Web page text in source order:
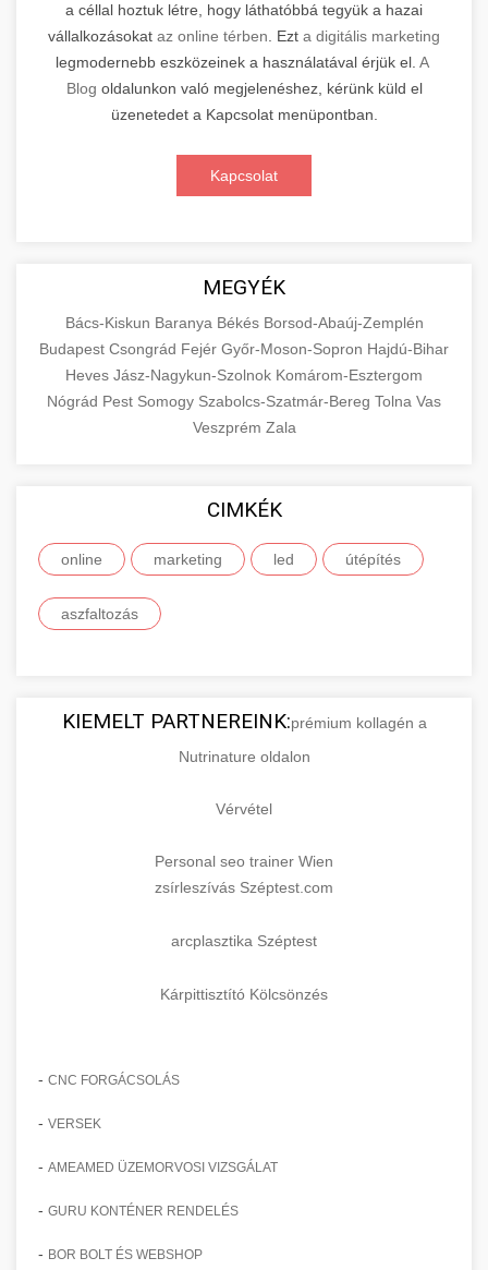
a céllal hoztuk létre, hogy láthatóbbá tegyük a hazai
vállalkozásokat az online térben . Ezt a digitális marketing
legmodernebb eszközeinek a használatával érjük el. A
Blog oldalunkon való megjelenéshez, kérünk küld el
üzenetedet a Kapcsolat menüpontban.
Kapcsolat
MEGYÉK
Bács-Kiskun Baranya Békés Borsod-Abaúj-Zemplén
Budapest Csongrád Fejér Győr-Moson-Sopron Hajdú-Bihar
Heves Jász-Nagykun-Szolnok Komárom-Esztergom
Nógrád Pest Somogy Szabolcs-Szatmár-Bereg Tolna Vas
Veszprém Zala
CIMKÉK
online marketing led útépítés
aszfaltozás
KIEMELT PARTNEREINK:prémium kollagén a
Nutrinature oldalon
Vérvétel
Personal seo trainer Wien
zsírleszívás Széptest.com
arcplasztika Széptest
Kárpittisztító Kölcsönzés
- CNC FORGÁCSOLÁS
- VERSEK
- AMEAMED ÜZEMORVOSI VIZSGÁLAT
- GURU KONTÉNER RENDELÉS
- BOR BOLT ÉS WEBSHOP